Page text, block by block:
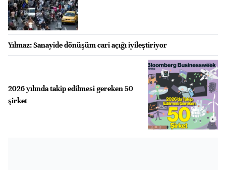
Yılmaz: Sanayide dönüşüm cari açığı iyileştiriyor
2026 yılında takip edilmesi gereken 50
şirket